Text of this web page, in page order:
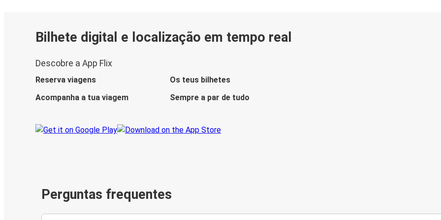
Bilhete digital e localização em tempo real
Descobre a App Flix
Reserva viagens
Os teus bilhetes
Acompanha a tua viagem
Sempre a par de tudo
Perguntas frequentes